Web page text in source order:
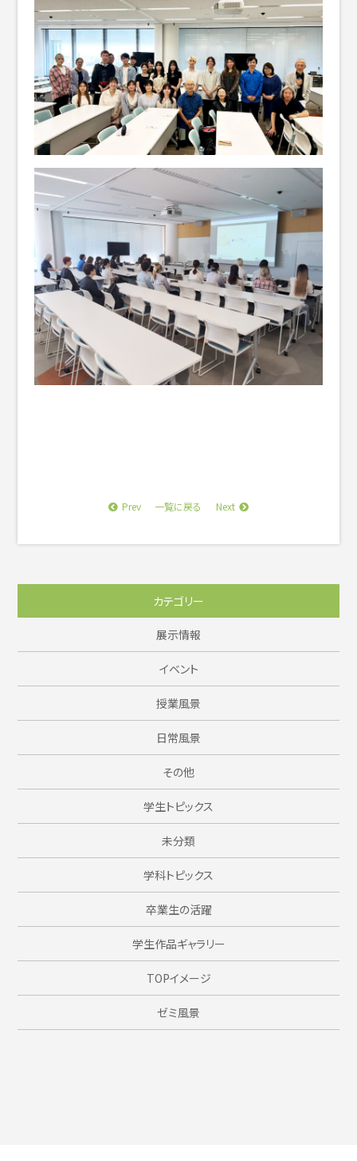
Prev 一覧に戻る Next
カテゴリー
展示情報
イベント
授業風景
日常風景
その他
学生トピックス
未分類
学科トピックス
卒業生の活躍
学生作品ギャラリー
TOPイメージ
ゼミ風景